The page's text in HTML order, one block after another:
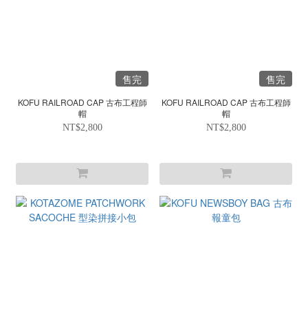
售完
KOFU RAILROAD CAP 古布工程師
帽
NT$2,800
售完
KOFU RAILROAD CAP 古布工程師
帽
NT$2,800